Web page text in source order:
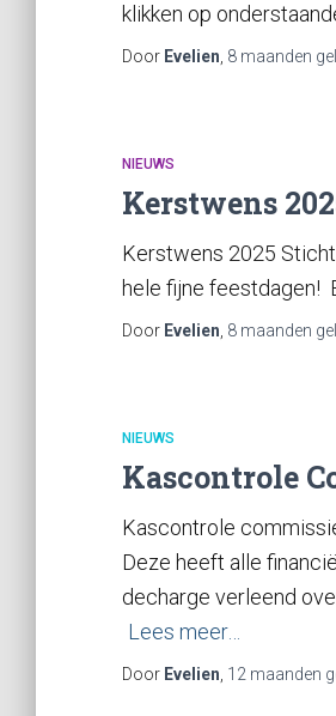
klikken op
Door Evelien 8 maanden
NIEUWS
Kerstwens
Kerstwens 2025
hele fijne feestdagen!
Door Evelien 8 maanden
NIEUWS
Kascontrole
Kascontrole
Deze heeft alle
decharge verleend
Lees meer…
Door Evelien 12 maanden